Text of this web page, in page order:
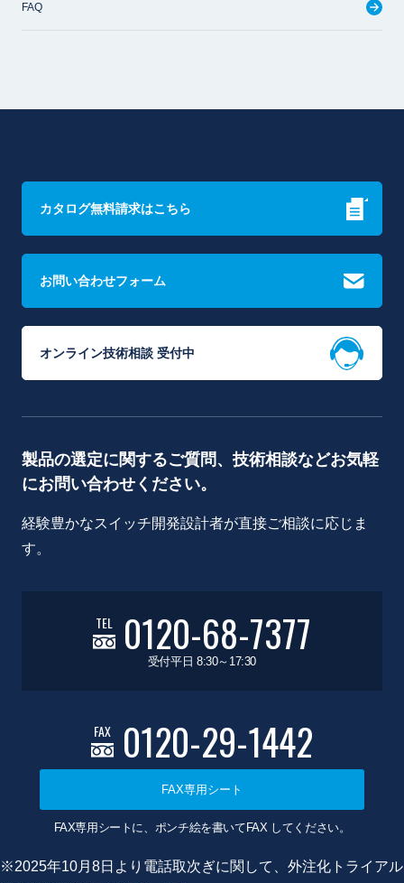
FAQ
カタログ無料請求はこちら
お問い合わせフォーム
オンライン技術相談 受付中
製品の選定に関するご質問、技術相談などお気軽
にお問い合わせください。
経験豊かなスイッチ開発設計者が直接ご相談に応じま
す。
TEL 0120-68-7377
受付平日 8:30～17:30
FAX 0120-29-1442
FAX専用シート
FAX専用シートに、ポンチ絵を書いてFAX してください。
※2025年10月8日より電話取次ぎに関して、外注化トライアル